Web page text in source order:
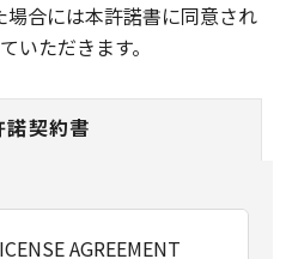
合には本許諾書に同意され
いただきます。
諾契約書
AGREEMENT